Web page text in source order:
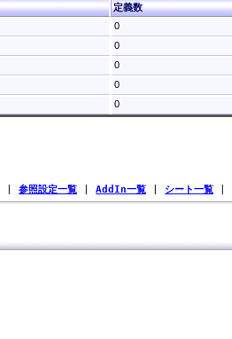
定義数
0
0
0
0
0
参照設定一覧 AddIn一覧 シート一覧